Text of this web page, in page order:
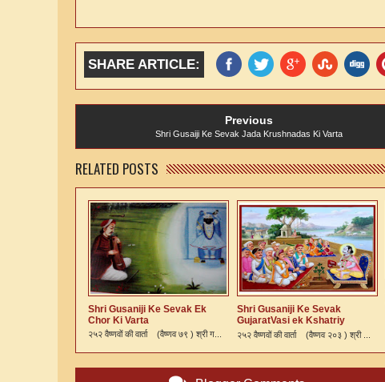
SHARE ARTICLE:
Previous
Shri Gusaiji Ke Sevak Jada Krushnadas Ki Varta
RELATED POSTS
Shri Gusaniji Ke Sevak Ek
Chor Ki Varta
२५२ वैष्णवों की वार्ता (वैष्णव ७९ ) श्री ग...
Shri Gusaniji Ke Sevak
GujaratVasi ek Kshatriy
Vaishnav Ki Varta
२५२ वैष्णवों की वार्ता (वैष्णव २०३ ) श्री ...